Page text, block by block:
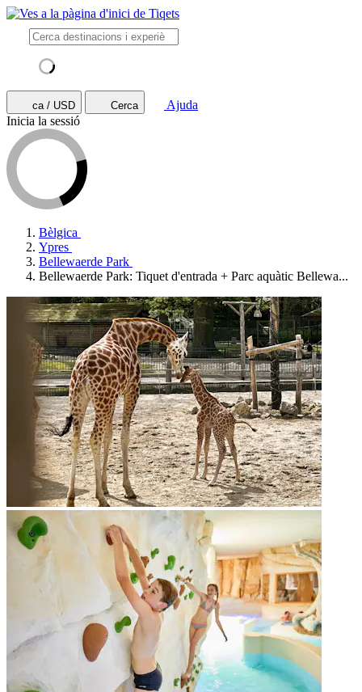
ca / USD Cerca
Ajuda
Inicia la sessió
Bèlgica
Ypres
Bellewaerde Park
Bellewaerde Park: Tiquet d'entrada + Parc aquàtic Bellewa...